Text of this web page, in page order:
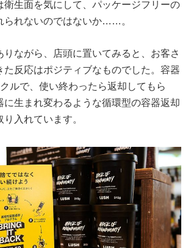
衛生面を気にして、パッケージフリーの
られないのではないか……。
りながら、店頭に置いてみると、お客さ
た反応はポジティブなものでした。容器
ルで、使い終わったら返却してもら
に生まれ変わるような循環型の容器返却
入れています。